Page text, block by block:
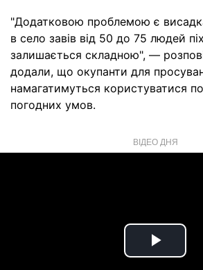
"Додатковою проблемою є
в село завів від 50 до 75 людей
залишається складною", —
додали, що окупанти для
намагатимуться користуватися
погодних умов.
ВІДЕО ДНЯ
Play